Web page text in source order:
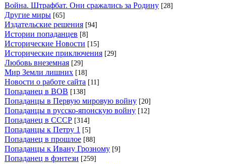
Война. Штрафбат. Они сражались за Родину [28]
Другие миры [65]
Издательские решения [94]
Истории попаданцев [8]
Исторические Новости [15]
Исторические приключения [29]
Любовь внеземная [29]
Мир Земли лишних [18]
Новости о работе сайта [11]
Попаданец в ВОВ [138]
Попаданцы в Первую мировую войну [20]
Попаданцы в русско-японскую войну [12]
Попаданец в СССР [314]
Попаданцы к Петру 1 [5]
Попаданец в прошлое [88]
Попаданцы к Ивану Грозному [9]
Попаданец в фэнтези [259]